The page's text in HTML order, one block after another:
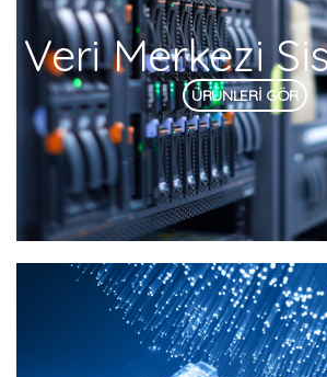
Veri Merkezi
ÜRÜNLERİ GÖR